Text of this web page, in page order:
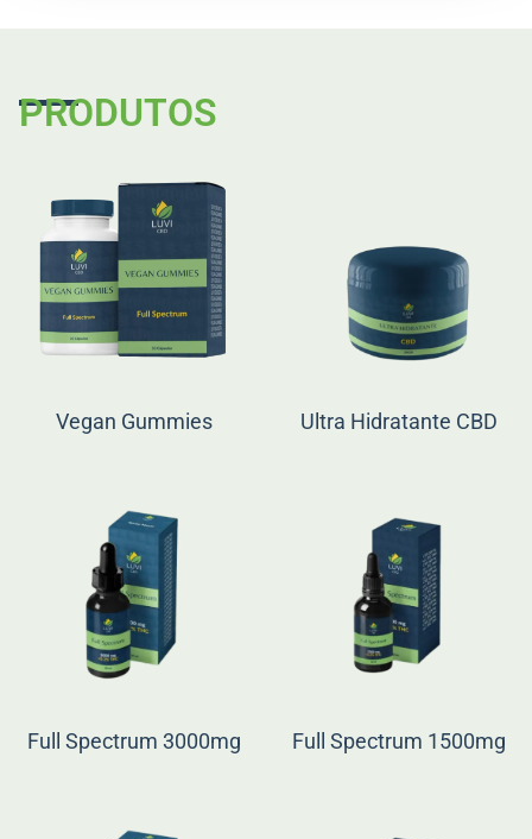
PRODUTOS
Vegan Gummies Ultra Hidratante CBD
Full Spectrum 3000mg Full Spectrum 1500mg